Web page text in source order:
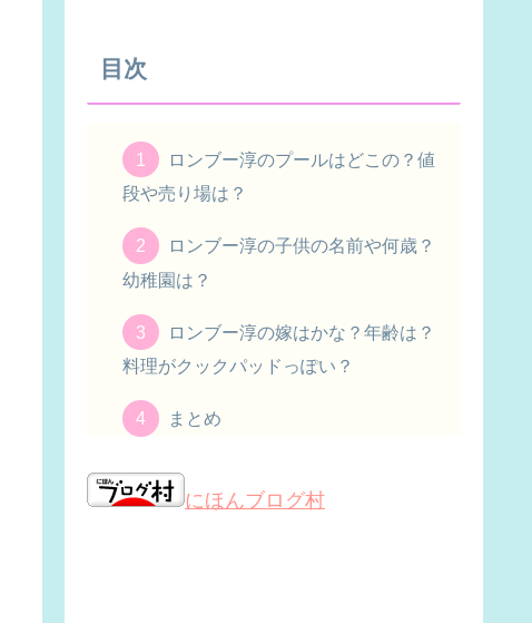
目次
ロンブー淳のプールはどこの？値
段や売り場は？
ロンブー淳の子供の名前や何歳？
幼稚園は？
ロンブー淳の嫁はかな？年齢は？
料理がクックパッドっぽい？
まとめ
にほんブログ村